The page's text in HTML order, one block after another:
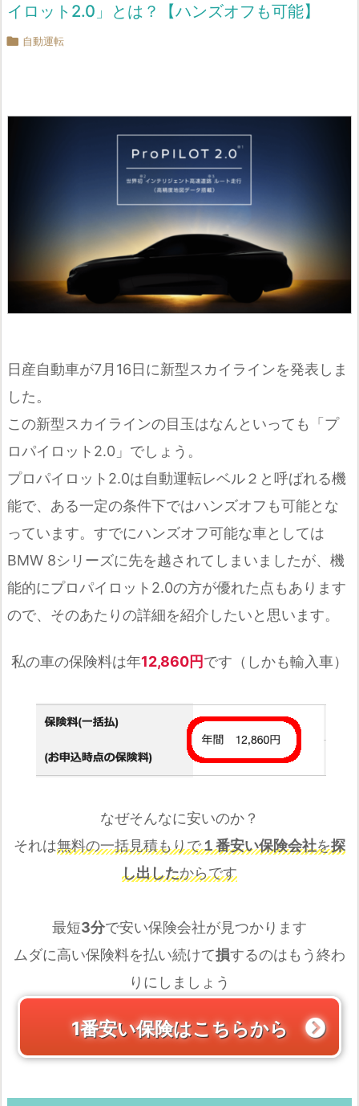
イロット2.0」とは？【ハンズオフも可能】
 自動運転
日産自動車が7月16日に新型スカイラインを発表しま
した。
この新型スカイラインの目玉はなんといっても「プ
ロパイロット2.0」でしょう。
プロパイロット2.0は自動運転レベル２と呼ばれる機
能で、ある一定の条件下ではハンズオフも可能とな
っています。すでにハンズオフ可能な車としては
BMW 8シリーズに先を越されてしまいましたが、機
能的にプロパイロット2.0の方が優れた点もあります
ので、そのあたりの詳細を紹介したいと思います。
私の車の保険料は年12,860円です（しかも輸入車）
なぜそんなに安いのか？
それは無料の一括見積もりで１番安い保険会社を探
し出したからです
最短3分で安い保険会社が見つかります
ムダに高い保険料を払い続けて損するのはもう終わ
りにしましょう
1番安い保険はこちらから